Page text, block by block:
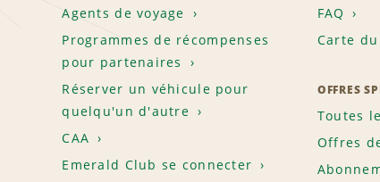
Agents de voyage
Programmes de récompenses
pour partenaires
Réserver un véhicule pour
quelqu'un d'autre
CAA
Emerald Club se connecter
FAQ
Carte
OFFRES
Toutes
Offres